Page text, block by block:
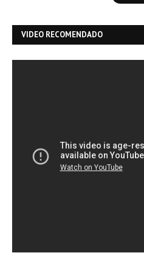
VIDEO RECOMENDADO